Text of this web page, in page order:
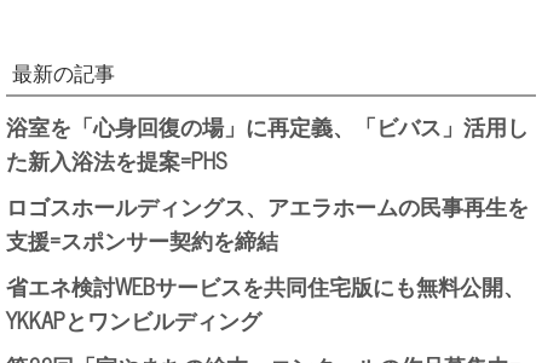
最新の記事
浴室を「心身回復の場」に再定義、「ビバス」活用し
た新入浴法を提案=PHS
ロゴスホールディングス、アエラホームの民事再生を
支援=スポンサー契約を締結
省エネ検討WEBサービスを共同住宅版にも無料公開、
YKKAPとワンビルディング